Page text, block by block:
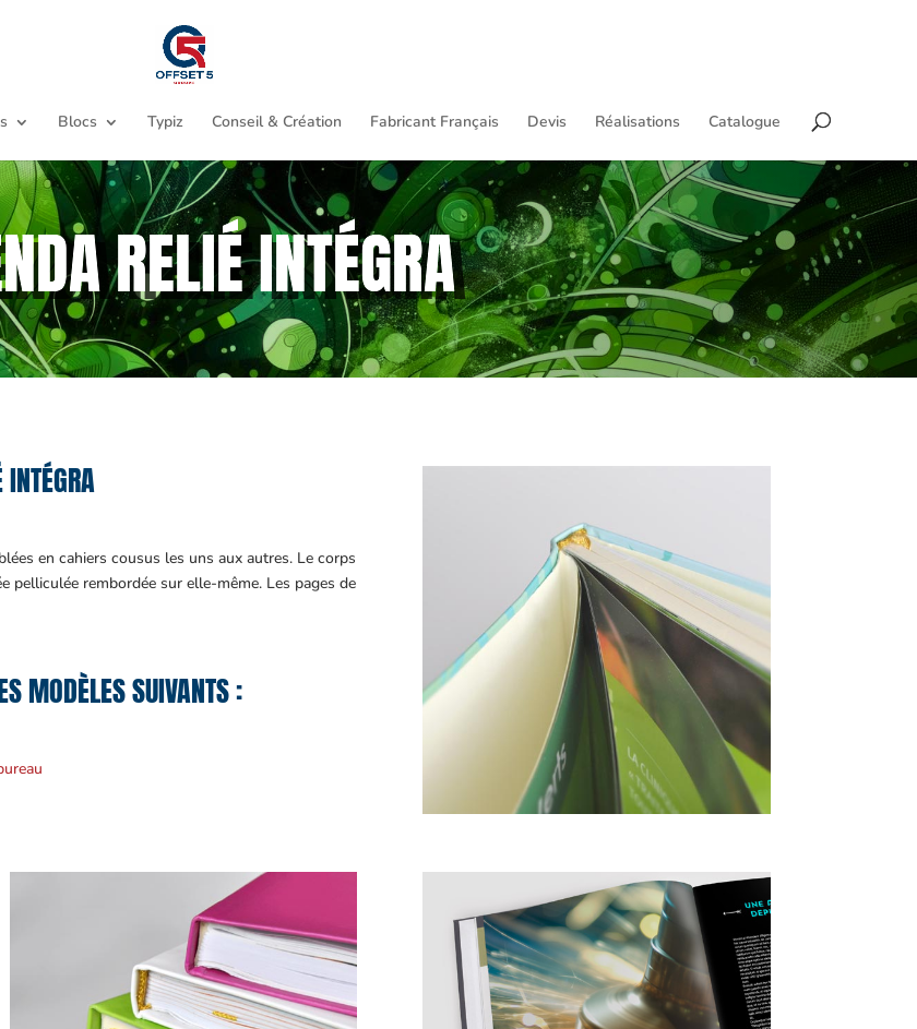
Blocs Typiz Conseil & Création Fabricant Français Devis Réalisations Catalogue
RELIÉ INTÉGRA
en cahiers cousus les uns aux autres. Le corps
pelliculée rembordée sur elle-même. Les pages de
MODÈLES SUIVANTS :